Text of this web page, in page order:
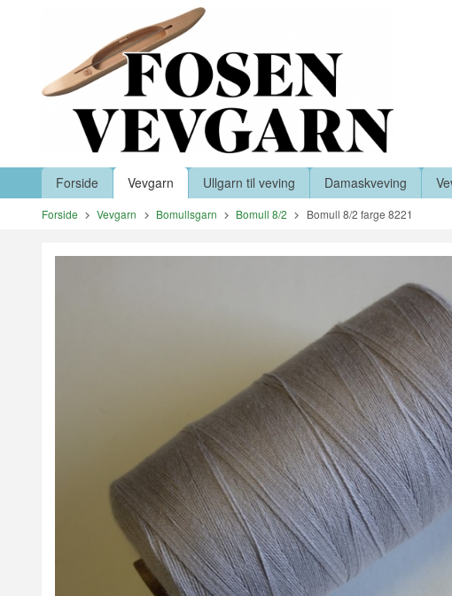
Produkter
Forside Vevgarn Ullgarn til veving Damaskveving
Forside Vevgarn Bomullsgarn Bomull 8/2 Bomull 8/2 farge 8221